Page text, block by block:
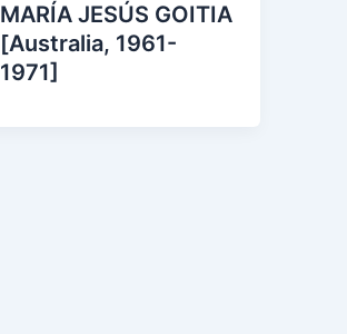
MARÍA JESÚS GOITIA
[Australia, 1961-
1971]